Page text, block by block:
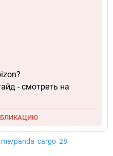
- смотреть на
panda_cargo_28